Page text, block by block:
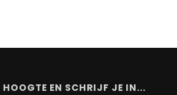
EN SCHRIJF JE IN...